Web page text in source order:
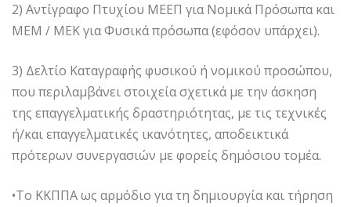
2) Αντίγραφο Πτυχίου ΜΕΕΠ για Νομικά Πρόσωπα και
ΜΕΜ / ΜΕΚ για Φυσικά πρόσωπα (εφόσον υπάρχει).
3) Δελτίο Καταγραφής φυσικού ή νομικού προσώπου,
που περιλαμβάνει στοιχεία σχετικά με την άσκηση
της επαγγελματικής δραστηριότητας, με τις τεχνικές
ή/και επαγγελματικές ικανότητες, αποδεικτικά
πρότερων συνεργασιών με φορείς δημόσιου τομέα.
•Το ΚΚΠΠΑ ως αρμόδιο για τη δημιουργία και τήρηση